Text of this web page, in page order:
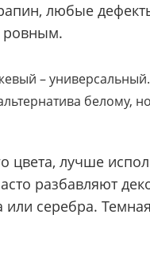
любые
ровным.
–
цвета, лучше
разбавляют
серебра.